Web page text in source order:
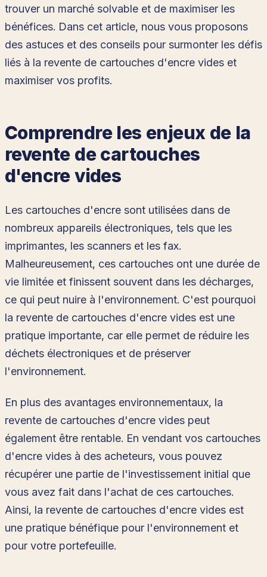
trouver un marché solvable et de maximiser les
bénéfices. Dans cet article, nous vous proposons
des astuces et des conseils pour surmonter les défis
liés à la revente de cartouches d'encre vides et
maximiser vos profits.
Comprendre les enjeux de la
revente de cartouches
d'encre vides
Les cartouches d'encre sont utilisées dans de
nombreux appareils électroniques, tels que les
imprimantes, les scanners et les fax.
Malheureusement, ces cartouches ont une durée de
vie limitée et finissent souvent dans les décharges,
ce qui peut nuire à l'environnement. C'est pourquoi
la revente de cartouches d'encre vides est une
pratique importante, car elle permet de réduire les
déchets électroniques et de préserver
l'environnement.
En plus des avantages environnementaux, la
revente de cartouches d'encre vides peut
également être rentable. En vendant vos cartouches
d'encre vides à des acheteurs, vous pouvez
récupérer une partie de l'investissement initial que
vous avez fait dans l'achat de ces cartouches.
Ainsi, la revente de cartouches d'encre vides est
une pratique bénéfique pour l'environnement et
pour votre portefeuille.